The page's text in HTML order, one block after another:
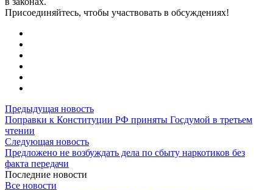
Присоединяйтесь, чтобы участвовать в обсуждениях!
Предыдущая новость
Поправки к Конституции РФ приняты Госдумой в третьем
чтении
Следующая новость
Предложено не возбуждать дела по сбыту наркотиков без
факта передачи
Последние новости
Все новости